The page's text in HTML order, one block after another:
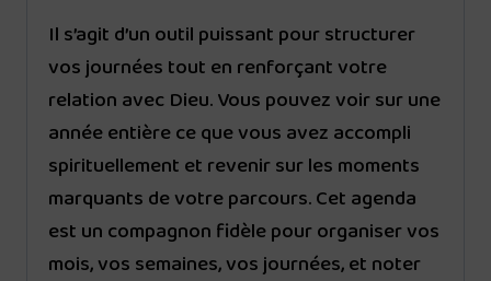
Il s’agit d’un outil puissant pour structurer
vos journées tout en renforçant votre
relation avec Dieu. Vous pouvez voir sur une
année entière ce que vous avez accompli
spirituellement et revenir sur les moments
marquants de votre parcours. Cet agenda
est un compagnon fidèle pour organiser vos
mois, vos semaines, vos journées, et noter